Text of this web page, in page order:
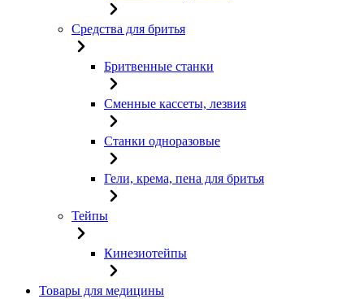
Средства для бритья
Бритвенные станки
Сменные кассеты, лезвия
Станки одноразовые
Гели, крема, пена для бритья
Тейпы
Кинезиотейпы
Товары для медицины